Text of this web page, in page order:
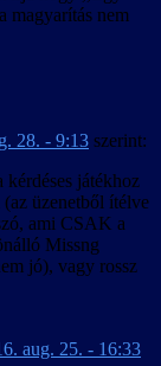
magyarítás nem
28. - 9:13 szerint:
játékhoz
üzenetből ítélve
ami CSAK a
Missng
jó), vagy rossz
aug. 25. - 16:33